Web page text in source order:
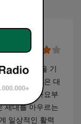
북도 지역을 기
다. 이 채널은 대
며, 최신 가요부
세대를 아우르는
일상적인 활력